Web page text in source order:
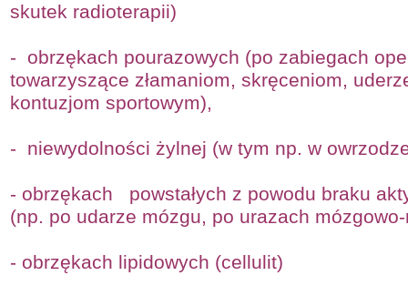
skutek radioterapii)
- obrzękach pourazowych (po zabiegach
towarzyszące złamaniom, skręceniom,
kontuzjom sportowym),
- niewydolności żylnej (w tym np. w
- obrzękach powstałych z powodu braku
(np. po udarze mózgu, po urazach mózgowo-
- obrzękach lipidowych (cellulit)